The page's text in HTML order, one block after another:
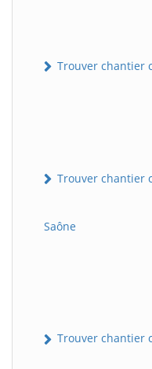
Trouver chantier
Trouver chantier
Saône
Trouver chantier